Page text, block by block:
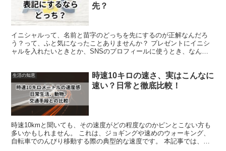
先？
イニシャルって、名前と苗字のどっちを先にするのが正解なんだろ
う？って、ふと気になったことありませんか？ プレゼントにイニシ
ャルを入れたいときとか、SNSのプロフィールに使うとき、なんと
生活の知恵
時速10キロの速さ、実はこんなに
速い？日常と徹底比較！
時速10kmと聞いても、その速度がどの程度なのかピンとこない方も
多いかもしれません。 これは、ジョギングや速めのウォーキング、
自転車でのんびり移動する際の典型的な速度です。 本記事では、時